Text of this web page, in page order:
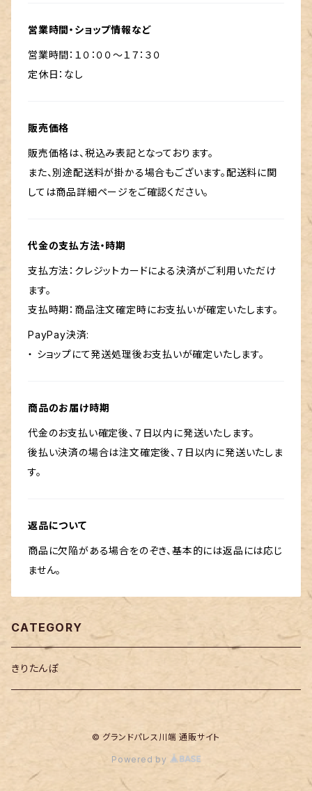
営業時間・ショップ情報など
営業時間：１０：００～１７：３０
定休日：なし
販売価格
販売価格は、税込み表記となっております。
また、別途配送料が掛かる場合もございます。配送料に関
しては商品詳細ページをご確認ください。
代金の支払方法・時期
支払方法：クレジットカードによる決済がご利用いただけ
ます。
支払時期：商品注文確定時にお支払いが確定いたします。
PayPay決済:
・ ショップにて発送処理後お支払いが確定いたします。
商品のお届け時期
代金のお支払い確定後、７日以内に発送いたします。
後払い決済の場合は注文確定後、７日以内に発送いたしま
す。
返品について
商品に欠陥がある場合をのぞき、基本的には返品には応じ
ません。
CATEGORY
きりたんぽ
© グランドパレス川端 通販サイト
Powered by